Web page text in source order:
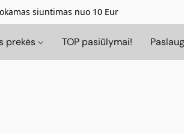
siuntimas nuo 10 Eur
prekės TOP pasiūlymai!